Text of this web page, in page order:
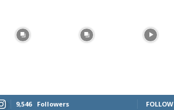
9,546 Followers FOLLOW